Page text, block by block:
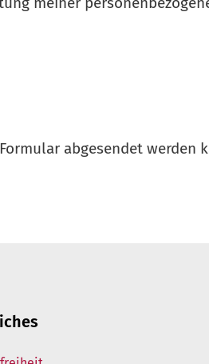
abgesendet werden